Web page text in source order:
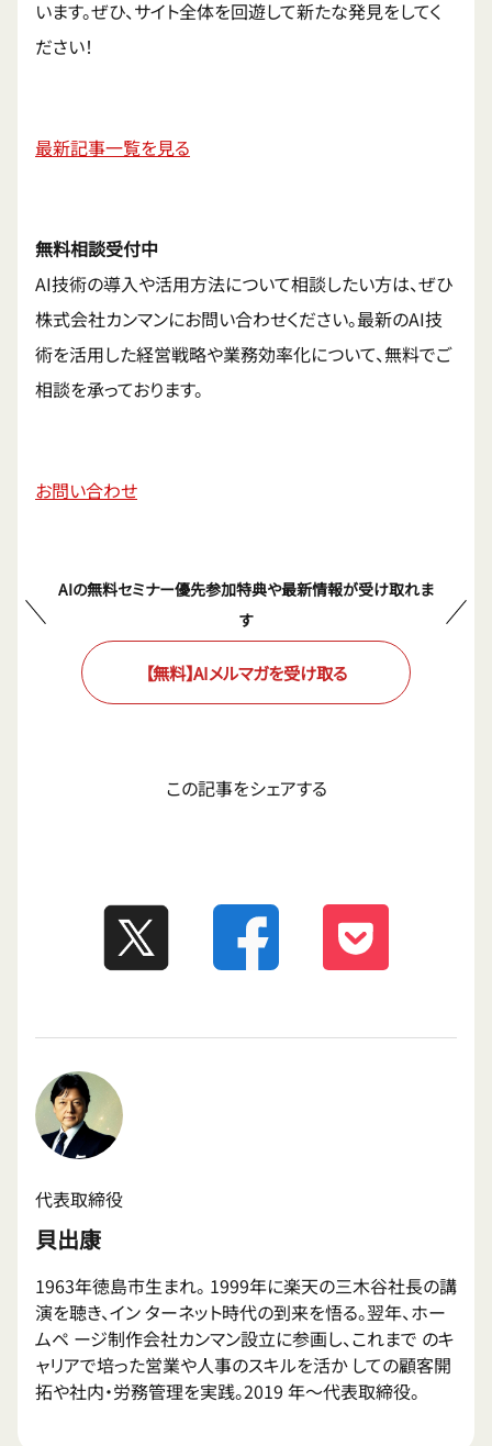
います。ぜひ、サイト全体を回遊して新たな発見をしてく
ださい！
最新記事一覧を見る
無料相談受付中
AI技術の導入や活用方法について相談したい方は、ぜひ
株式会社カンマンにお問い合わせください。最新のAI技
術を活用した経営戦略や業務効率化について、無料でご
相談を承っております。
お問い合わせ
AIの無料セミナー優先参加特典や最新情報が受け取れま
す
【無料】AIメルマガを受け取る
この記事をシェアする
代表取締役
貝出康
1963年徳島市生まれ。 1999年に楽天の三木谷社長の講
演を聴き、イン ターネット時代の到来を悟る。翌年、ホー
ムペ ージ制作会社カンマン設立に参画し、これまで のキ
ャリアで培った営業や人事のスキルを活か しての顧客開
拓や社内・労務管理を実践。2019 年〜代表取締役。